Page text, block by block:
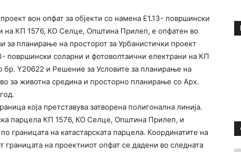
вон опфат за објекти со намена Е1.13- површински
на КП 1576, КО Селце, Општина Прилеп, е опфатен во
за планирање на просторот за Урбанистички проект
површински соларни и фотоволтаични електрани на КП
Y20622 и Решение за Условите за планирање на
за животна средина и просторно планирање со Арх.
која претставува затворена полигонална линија.
парцела КП 1576, КО Селце, Општина Прилеп, и
границата на катастарската парцела. Координатите на
границата на проектниот опфат се дадени во следната